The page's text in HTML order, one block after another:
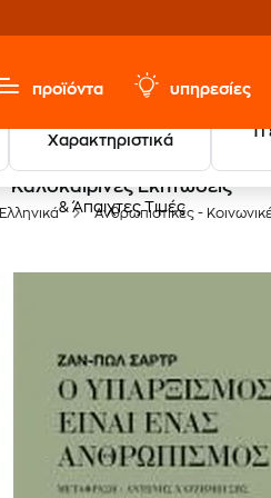
προϊόντα υπηρεσίες
Χαρακτηριστικά
Τι
Καλοκαιρινές Εκπτώσεις
& Άπαιχτες Τιμές
Ελληνικά Ανθρωπιστικές -